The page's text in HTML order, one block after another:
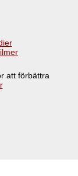
att förbättra